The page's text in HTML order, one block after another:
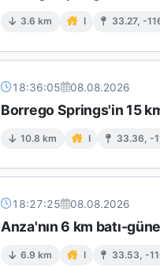
3.6 km I 33.27, -
18:36:05 08.08.2026
Borrego Springs'in 15
10.8 km I 33.36, -
18:27:25 08.08.2026
Anza'nın 6 km batı-
6.9 km I 33.53, -